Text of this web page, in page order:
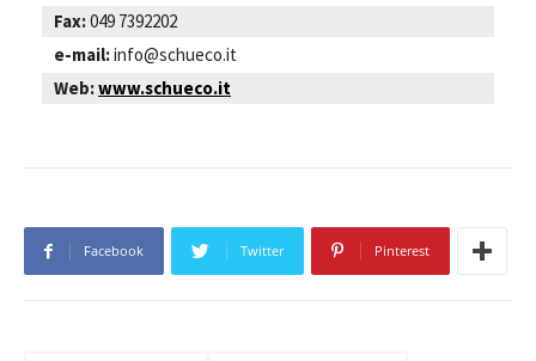
Fax:049 7392202
e-mail:info@schueco.it
Web:www.schueco.it
Facebook Twitter Pinterest